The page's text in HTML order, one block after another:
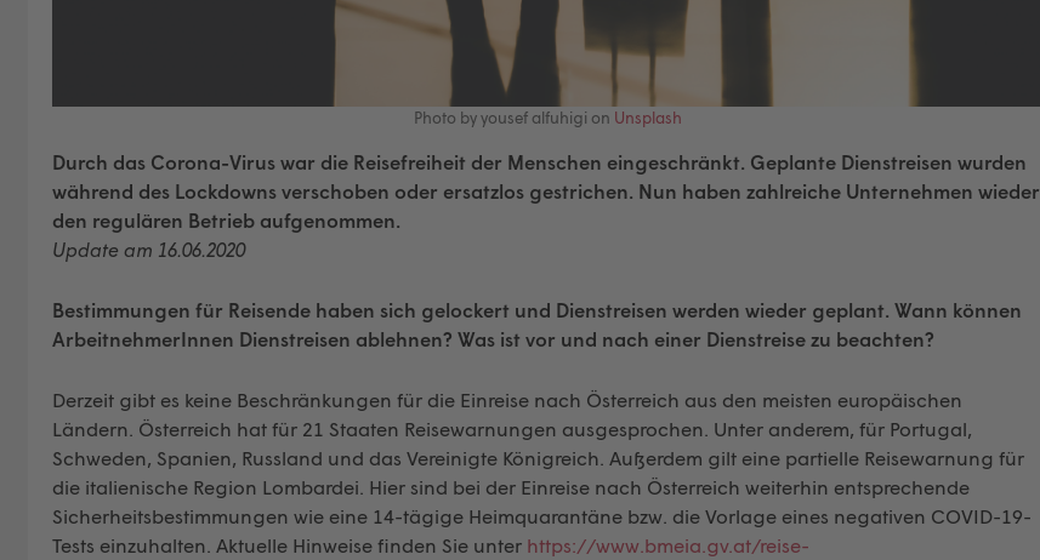
Photo by yousef alfuhigi on Unsplash
Durch das Corona-Virus war die Reisefreiheit der Menschen eingeschränkt. Geplante Dienstreisen wurden
während des Lockdowns verschoben oder ersatzlos gestrichen. Nun haben zahlreiche Unternehmen wieder
den regulären Betrieb aufgenommen.
Update am 16.06.2020
Bestimmungen für Reisende haben sich gelockert und Dienstreisen werden wieder geplant. Wann können
ArbeitnehmerInnen Dienstreisen ablehnen? Was ist vor und nach einer Dienstreise zu beachten?
Derzeit gibt es keine Beschränkungen für die Einreise nach Österreich aus den meisten europäischen
Ländern. Österreich hat für 21 Staaten Reisewarnungen ausgesprochen. Unter anderem, für Portugal,
Schweden, Spanien, Russland und das Vereinigte Königreich. Außerdem gilt eine partielle Reisewarnung für
die italienische Region Lombardei. Hier sind bei der Einreise nach Österreich weiterhin entsprechende
Sicherheitsbestimmungen wie eine 14-tägige Heimquarantäne bzw. die Vorlage eines negativen COVID-19-
Tests einzuhalten. Aktuelle Hinweise finden Sie unter https://www.bmeia.gv.at/reise-